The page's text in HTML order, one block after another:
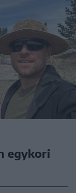
egykori